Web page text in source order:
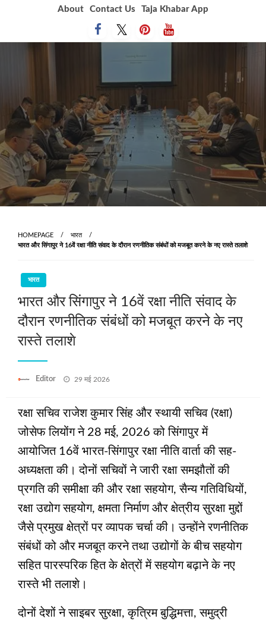
About Contact Us Taja Khabar App
HOMEPAGE
भारत
भारत और सिंगापुर ने 16वें रक्षा नीति संवाद के दौरान रणनीतिक संबंधों को मजबूत करने के नए रास्ते तलाशे
भारत
भारत और सिंगापुर ने 16वें रक्षा नीति संवाद के
दौरान रणनीतिक संबंधों को मजबूत करने के नए
रास्ते तलाशे
Editor
Posted
29 मई 2026
रक्षा सचिव राजेश कुमार सिंह और स्थायी सचिव (रक्षा)
जोसेफ लियोंग ने 28 मई, 2026 को सिंगापुर में
आयोजित 16वें भारत-सिंगापुर रक्षा नीति वार्ता की सह-
अध्यक्षता की। दोनों सचिवों ने जारी रक्षा समझौतों की
प्रगति की समीक्षा की और रक्षा सहयोग, सैन्य गतिविधियों,
रक्षा उद्योग सहयोग, क्षमता निर्माण और क्षेत्रीय सुरक्षा मुद्दों
जैसे प्रमुख क्षेत्रों पर व्यापक चर्चा की। उन्होंने रणनीतिक
संबंधों को और मजबूत करने तथा उद्योगों के बीच सहयोग
सहित पारस्परिक हित के क्षेत्रों में सहयोग बढ़ाने के नए
रास्ते भी तलाशे।
दोनों देशों ने साइबर सुरक्षा, कृत्रिम बुद्धिमत्ता, समुद्री